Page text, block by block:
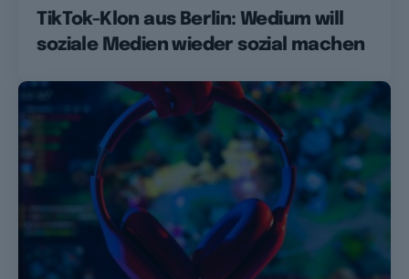
TikTok-Klon aus Berlin: Wedium will
soziale Medien wieder sozial machen